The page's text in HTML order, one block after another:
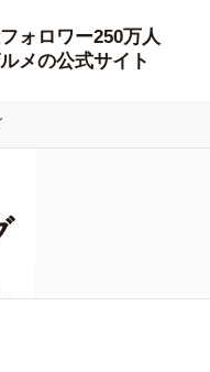
ォロワー250万人
メの公式サイト